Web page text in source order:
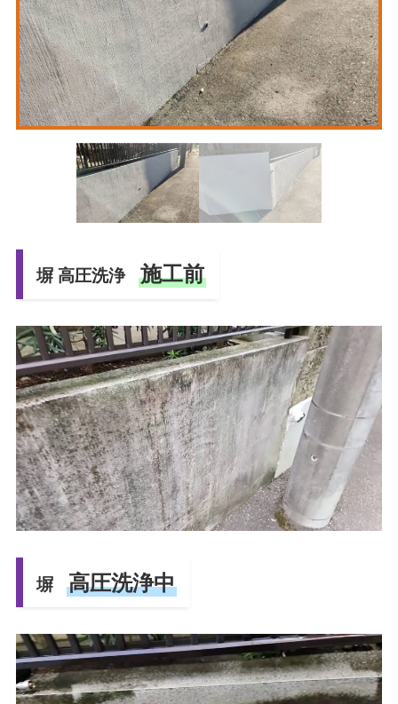
塀 高圧洗浄 施工前
塀 高圧洗浄中